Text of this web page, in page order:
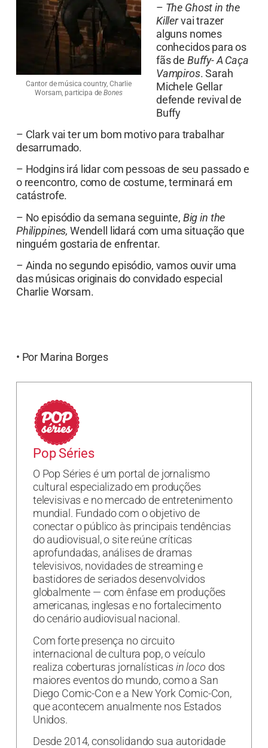
Cantor de música country, Charlie
Worsam, participa deBones
– The Ghost in the
Killervai trazer
alguns nomes
conhecidos para os
fãs de Buffy- A Caça
Vampiros. Sarah
Michele Gellar
defende revival de
Buffy
– Clark vai ter um bom motivo para trabalhar
desarrumado.
– Hodgins irá lidar com pessoas de seu passado e
o reencontro, como de costume, terminará em
catástrofe.
– No episódio da semana seguinte, Big in the
Philippines, Wendell lidará com uma situação que
ninguém gostaria de enfrentar.
– Ainda no segundo episódio, vamos ouvir uma
das músicas originais do convidado especial
Charlie Worsam.
• Por Marina Borges
Pop Séries
O Pop Séries é um portal de jornalismo
cultural especializado em produções
televisivas e no mercado de entretenimento
mundial. Fundado com o objetivo de
conectar o público às principais tendências
do audiovisual, o site reúne críticas
aprofundadas, análises de dramas
televisivos, novidades de streaming e
bastidores de seriados desenvolvidos
globalmente — com ênfase em produções
americanas, inglesas e no fortalecimento
do cenário audiovisual nacional.
Com forte presença no circuito
internacional de cultura pop, o veículo
realiza coberturas jornalísticas in loco dos
maiores eventos do mundo, como a San
Diego Comic-Con e a New York Comic-Con,
que acontecem anualmente nos Estados
Unidos.
Desde 2014, consolidando sua autoridade